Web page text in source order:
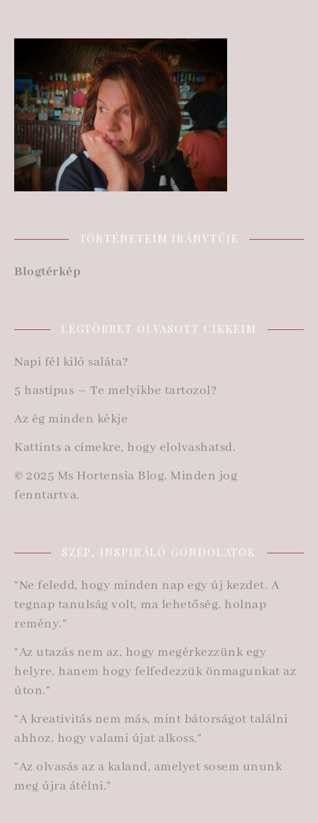
TÖRTÉNETEIM IRÁNYTŰJE
Blogtérkép
LEGTÖBBET OLVASOTT CIKKEIM
Napi fél kiló saláta?
5 hastípus – Te melyikbe tartozol?
Az ég minden kékje
Kattints a címekre, hogy elolvashatsd.
© 2025 Ms Hortensia Blog. Minden jog
fenntartva.
SZÉP, INSPIRÁLÓ GONDOLATOK
“Ne feledd, hogy minden nap egy új kezdet. A
tegnap tanulság volt, ma lehetőség, holnap
remény.”
“Az utazás nem az, hogy megérkezzünk egy
helyre, hanem hogy felfedezzük önmagunkat az
úton.”
“A kreativitás nem más, mint bátorságot találni
ahhoz, hogy valami újat alkoss.”
“Az olvasás az a kaland, amelyet sosem ununk
meg újra átélni.”